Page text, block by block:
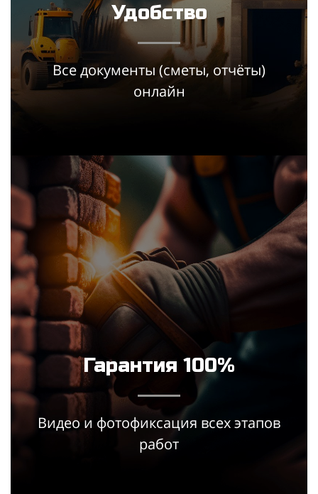
Удобство
Все документы (сметы, отчёты)
онлайн
Гарантия 100%
Видео и фотофиксация всех этапов
работ